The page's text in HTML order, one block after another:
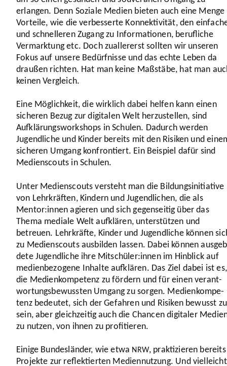
erlangen. Denn Soziale Medien bieten auch eine Menge
Vorteile, wie die verbes­serte Konnek­ti­vität, den
und schnel­leren Zugang zu Infor­ma­tionen, beruf­liche
Vermark­tung etc. Doch zual­ler­erst sollten wir unseren
Fokus auf unsere Bedürf­nisse und das echte Leben da
draußen richten. Hat man keine Maßstäbe, hat man
keinen Vergleich.
Eine Möglich­keit, die wirklich dabei helfen kann einen
sicheren Bezug zur digitalen Welt herzu­stellen, sind
Aufklä­rungs­work­shops in Schulen. Dadurch werden
Jugend­liche und Kinder bereits mit den Risiken und
sicheren Umgang konfron­tiert. Ein Beispiel dafür sind
Medi­en­scouts in Schulen.
Unter Medi­en­scouts versteht man die Bildungs­in­itia­tive
von Lehr­kräften, Kindern und Jugend­li­chen, die als
Mentor:innen agieren und sich gegen­seitig über das
Thema mediale Welt aufklären, unter­stützen und
betreuen. Lehr­kräfte, Kinder und Jugend­liche können
zu Medi­en­scouts ausbilden lassen. Dabei können
dete Jugend­liche ihre Mitschüler:innen im Hinblick auf
medi­en­be­zo­gene Inhalte aufklären. Das Ziel dabei ist es,
die Medi­en­kom­pe­tenz zu fördern und für einen verant­
wor­tungs­be­wussten Umgang zu sorgen. Medi­en­kom­pe­
tenz bedeutet, sich der Gefahren und Risiken bewusst zu
sein, aber gleich­zeitig auch die Chancen digitaler
zu nutzen, von ihnen zu profi­tieren.
Einige Bundes­länder, wie etwa NRW, prak­ti­zieren bereits
Projekte zur reflek­tierten Medi­en­nut­zung. Und viel­leicht